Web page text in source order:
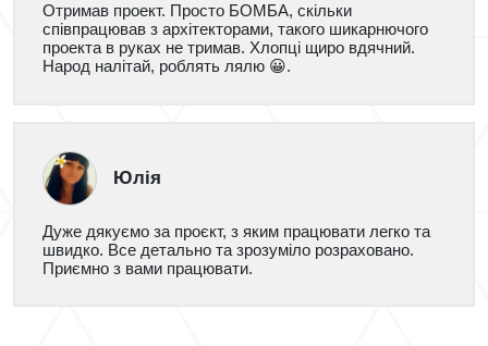
Отримав проект. Просто БОМБА, скільки
співпрацював з архітекторами, такого шикарнючого
проекта в руках не тримав. Хлопці щиро вдячний.
Народ налітай, роблять лялю 😀.
Юлія
Дуже дякуємо за проєкт, з яким працювати легко та
швидко. Все детально та зрозуміло розраховано.
Приємно з вами працювати.